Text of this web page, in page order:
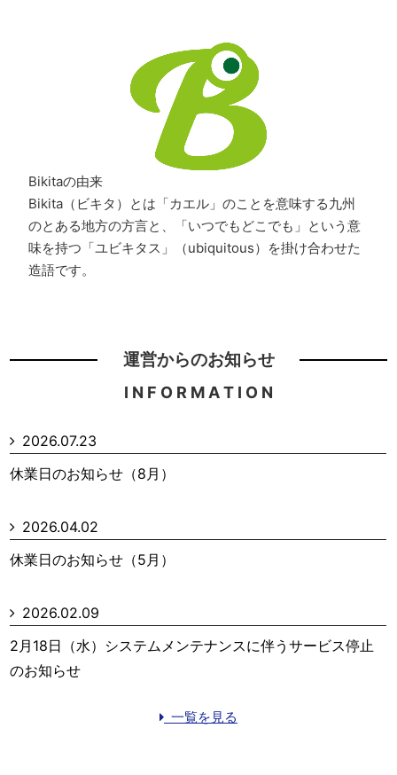
Bikitaの由来
Bikita（ビキタ）とは「カエル」のことを意味する九州
のとある地方の方言と、「いつでもどこでも」という意
味を持つ「ユビキタス」（ubiquitous）を掛け合わせた
造語です。
運営からのお知らせ
I N F O R M A T I O N
2026.07.23
休業日のお知らせ（8月）
2026.04.02
休業日のお知らせ（5月）
2026.02.09
2月18日（水）システムメンテナンスに伴うサービス停止
のお知らせ
一覧を見る